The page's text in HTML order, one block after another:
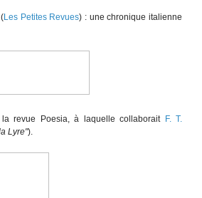
Les Petites Revues) : une chronique italienne
revue Poesia, à laquelle collaborait F. T.
Lyre").